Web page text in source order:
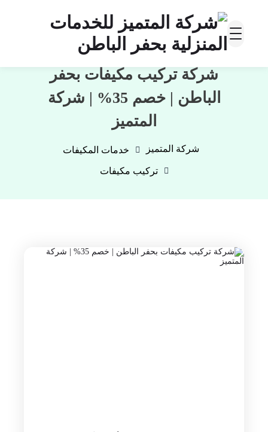
شركة تركيب مكيفات بحفر
الباطن | خصم 35% | شركة
المتميز
شركة المتميز خدمات المكيفات
تركيب مكيفات